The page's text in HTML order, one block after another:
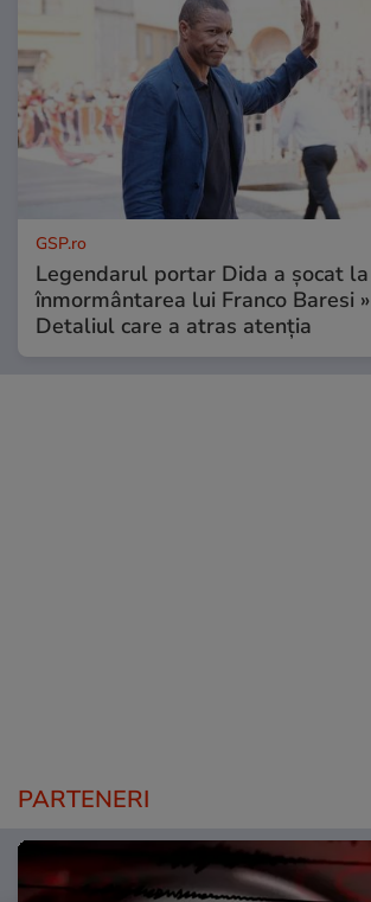
GSP.ro
Legendarul portar Dida a șocat la
înmormântarea lui Franco Baresi »
Detaliul care a atras atenția
PARTENERI